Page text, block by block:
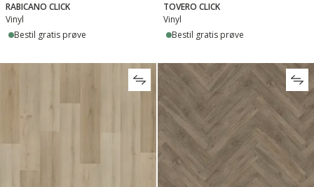
RABICANO CLICK
Vinyl
Bestil gratis prøve
TOVERO CLICK
Vinyl
Bestil gratis prøve